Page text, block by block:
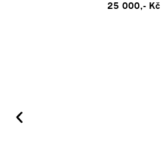
25 000,- Kč